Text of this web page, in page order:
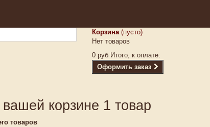
Корзина (пусто)
Нет товаров
0 руб Итого, к оплате:
Оформить заказ
корзине 1 товар
товаров